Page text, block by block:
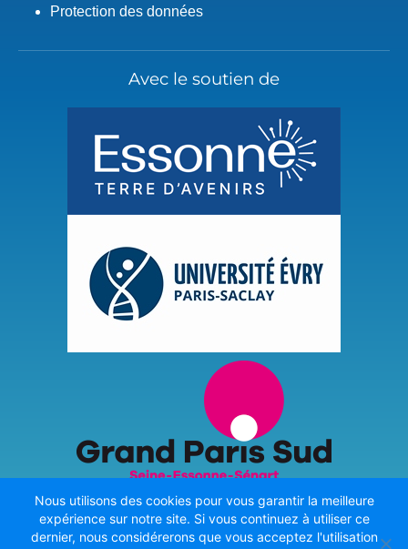
Protection des données
Avec le soutien de
Dernière mise à jour effectuée le 9 août 2026
Nous utilisons des cookies pour vous garantir la meilleure
expérience sur notre site. Si vous continuez à utiliser ce
dernier, nous considérerons que vous acceptez l'utilisation